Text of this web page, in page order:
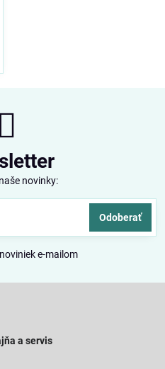
novinky:
Odoberať
e-mailom
a servis